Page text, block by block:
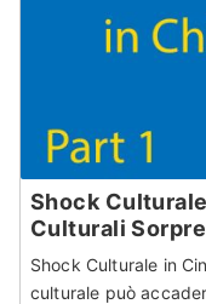
Shock
Culturali
Shock Culturale in
culturale può